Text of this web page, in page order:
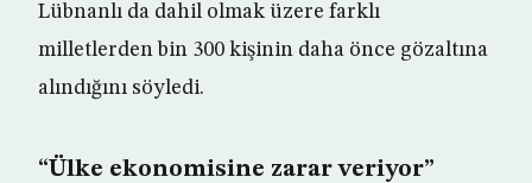
Lübnanlı da dahil olmak üzere farklı
milletlerden bin 300 kişinin daha önce gözaltına
alındığını söyledi.
“Ülke ekonomisine zarar veriyor”